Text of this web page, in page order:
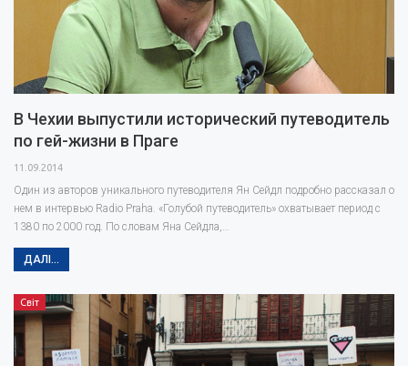
В Чехии выпустили исторический путеводитель
по гей-жизни в Праге
11.09.2014
Один из авторов уникального путеводителя Ян Сейдл подробно рассказал о
нем в интервью Radio Praha. «Голубой путеводитель» охватывает период с
1380 по 2000 год. По словам Яна Сейдла,…
ДАЛІ...
Світ